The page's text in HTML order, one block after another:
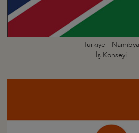
Türkiye - Namibya
İş Konseyi